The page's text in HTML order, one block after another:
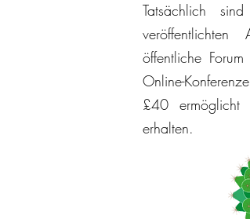
Tatsächlich
öffentliche
Online-
£40
erhalten.